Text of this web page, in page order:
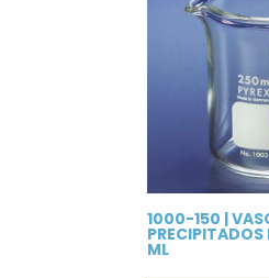
1000-150 |
PRECIPITADOS
ML